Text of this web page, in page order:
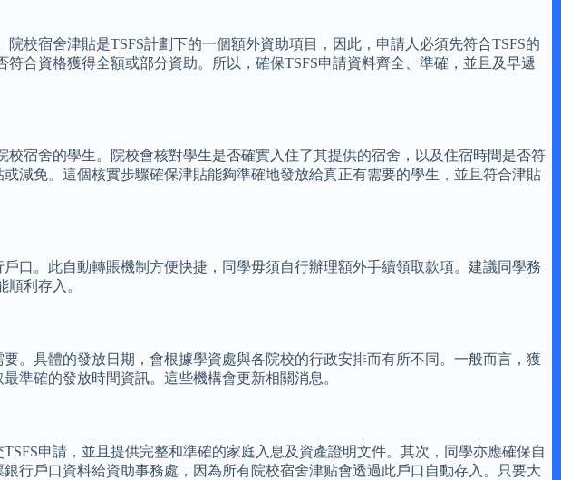
校宿舍津貼是TSFS計劃下的一個額外資助項目，因此，申請人必須先符合TSFS的
合資格獲得全額或部分資助。所以，確保TSFS申請資料齊全、準確，並且及早遞
宿舍的學生。院校會核對學生是否確實入住了其提供的宿舍，以及住宿時間是否符
減免。這個核實步驟確保津貼能夠準確地發放給真正有需要的學生，並且符合津貼
口。此自動轉賬機制方便快捷，同學毋須自行辦理額外手續領取款項。建議同學務
利存入。
。具體的發放日期，會根據學資處與各院校的行政安排而有所不同。一般而言，獲
準確的發放時間資訊。這些機構會更新相關消息。
申請，並且提供完整和準確的家庭入息及資產證明文件。其次，同學亦應確保自
行戶口資料給資助事務處，因為所有院校宿舍津贴會透過此戶口自動存入。只要大